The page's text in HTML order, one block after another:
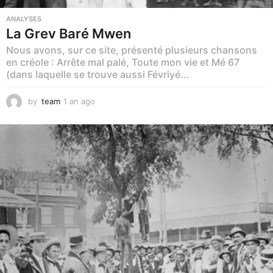
ANALYSES
La Grev Baré Mwen
Nous avons, sur ce site, présenté plusieurs chansons
en créole : Arrête mal palé, Toute mon vie et Mé 67
(dans laquelle se trouve aussi Févriyé...
by team 1 an ago
n
a
g
o